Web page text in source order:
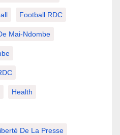
Football RDC
Mai-Ndombe
Health
De La Presse